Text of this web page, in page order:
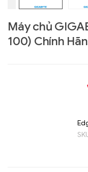
Máy chủ
100) Chính